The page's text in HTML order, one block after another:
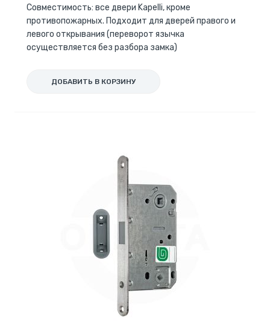
Совместимость: все двери Kapelli, кроме
противопожарных. Подходит для дверей правого и
левого открывания (переворот язычка
осуществляется без разбора замка)
ДОБАВИТЬ В КОРЗИНУ